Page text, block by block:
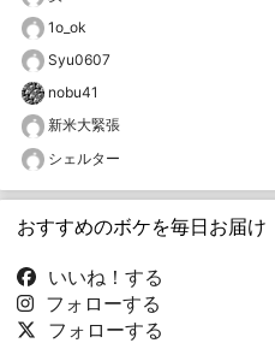
1o_ok
Syu0607
nobu41
新米大緊張
シェルター
おすすめのボケを毎日お届け
いいね！する
フォローする
フォローする